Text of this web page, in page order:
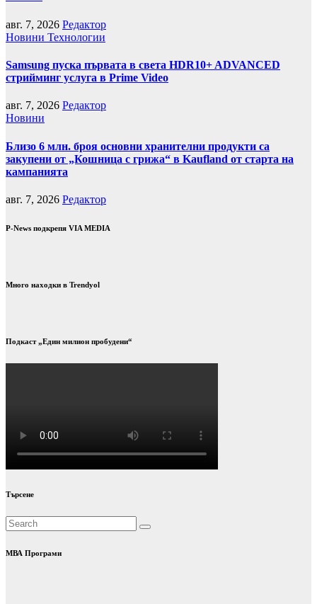
авг. 7, 2026 Редактор
Новини Технологии
Samsung пуска първата в света HDR10+ ADVANCED
стрийминг услуга в Prime Video
авг. 7, 2026 Редактор
Новини
Близо 6 млн. броя основни хранителни продукти са
закупени от „Кошница с грижа“ в Kaufland от старта на
кампанията
авг. 7, 2026 Редактор
P-News подкрепя VIA MEDIA
Много находки в Trendyol
Подкаст „Един милион пробудени“
Търсене
МВА Програми